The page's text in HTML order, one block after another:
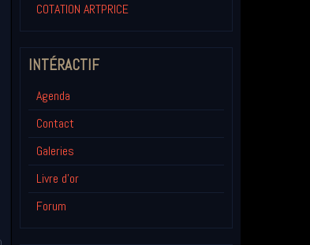
COTATION ARTPRICE
INTÉRACTIF
Agenda
Contact
Galeries
Livre d'or
Forum